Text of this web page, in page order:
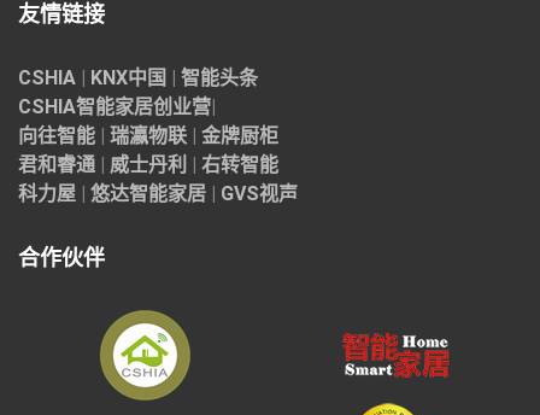
友情链接
CSHIA KNX中国
智能头条
CSHIA智能家居创业营
向往智能
瑞瀛物联
金牌厨柜
君和睿通
威士丹利
右转智能
科力屋
悠达智能家居 GVS视声
合作伙伴